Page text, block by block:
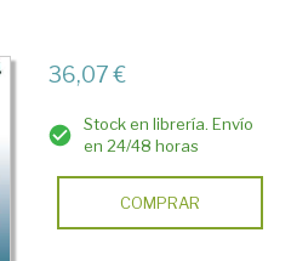
36,07 €
Stock en librería. Envío
en 24/48 horas
COMPRAR